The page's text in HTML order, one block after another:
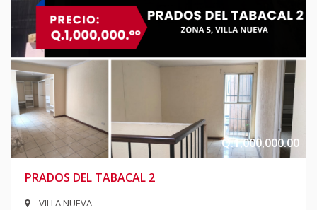
Q.1,000,000.00
PRADOS DEL TABACAL 2
VILLA NUEVA